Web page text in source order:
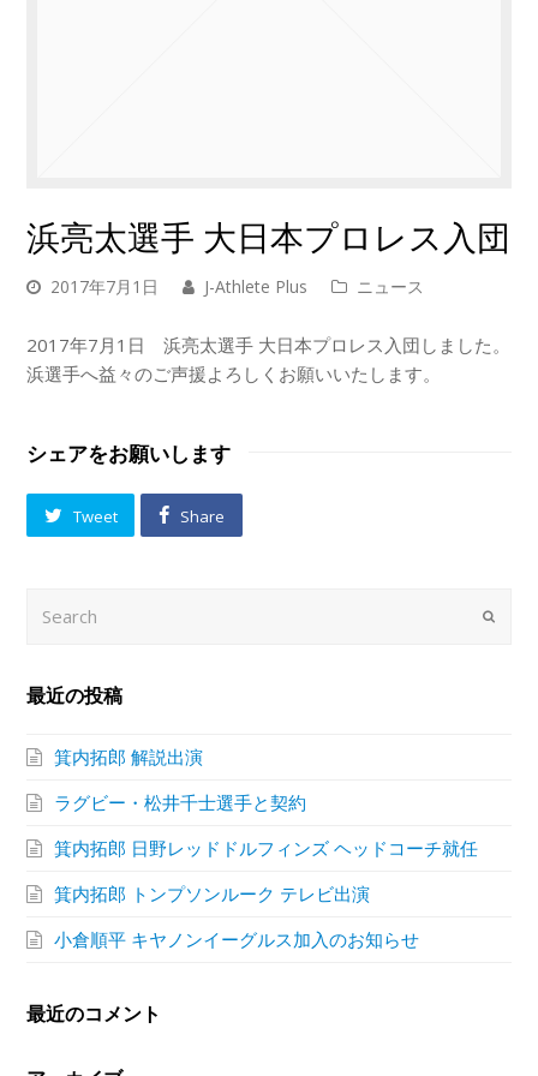
浜亮太選手 大日本プロレス入団
2017年7月1日 J-Athlete Plus ニュース
2017年7月1日 浜亮太選手 大日本プロレス入団しました。
浜選手へ益々のご声援よろしくお願いいたします。
シェアをお願いします
Tweet Share
Submit
最近の投稿
箕内拓郎 解説出演
ラグビー・松井千士選手と契約
箕内拓郎 日野レッドドルフィンズ ヘッドコーチ就任
箕内拓郎 トンプソンルーク テレビ出演
小倉順平 キヤノンイーグルス加入のお知らせ
最近のコメント